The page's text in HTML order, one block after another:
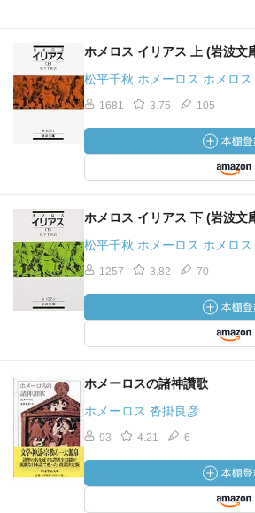
ホメロス イリアス 上 (岩波文
松平千秋 ホメーロス ホメロス
1681 3.75 105
ホメロス イリアス 下 (岩波文
松平千秋 ホメーロス ホメロス
1257 3.82 70
ホメーロスの諸神讚歌
ホメーロス 沓掛良彦
93 4.21 6